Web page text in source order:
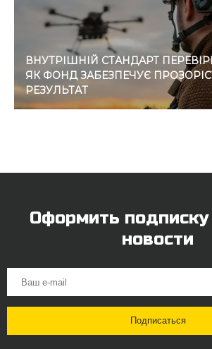
ВНУТРІШНІЙ СТАНДАРТ
ЯК ФОНД ЗАБЕЗПЕЧУЄ
РЕЗУЛЬТАТ
Оформить
новости